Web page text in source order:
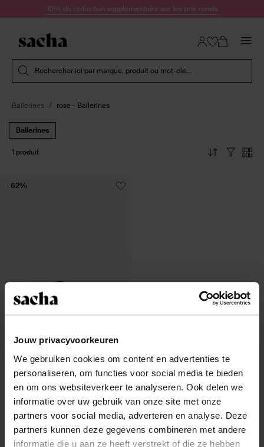
Jouw privacyvoorkeuren
We gebruiken cookies om content en advertenties te
personaliseren, om functies voor social media te bieden
en om ons websiteverkeer te analyseren. Ook delen we
informatie over uw gebruik van onze site met onze
partners voor social media, adverteren en analyse. Deze
partners kunnen deze gegevens combineren met andere
informatie die u aan ze heeft verstrekt of die ze hebben
Passer au contenu10% de réduction supplémentaire sur les prix ronds
Rechercher ici par marque, produit ou mot-clé...
Ballerines rose - Ballerines
Ballerines
1 produit
Ballerines avec clous et brides - rose
28.00
- 62%